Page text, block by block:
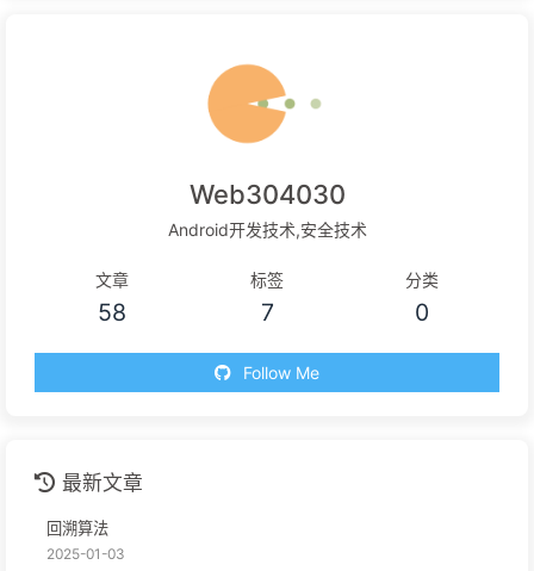
Web304030
Android开发技术,安全技术
文章
58
标签
7
分类
0
Follow Me
最新文章
回溯算法
2025-01-03